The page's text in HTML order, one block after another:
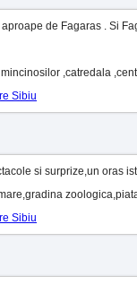
de Fagaras . Si
,catredala
Sibiu
si surprize,un oras
Sibiu